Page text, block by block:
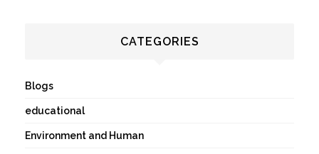
CATEGORIES
Blogs
educational
Environment and Human